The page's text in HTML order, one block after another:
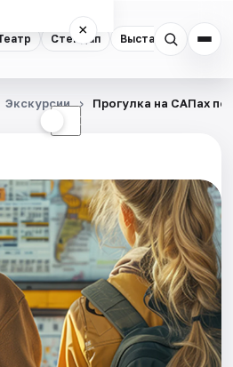
Стендап Выставки
×
☾
Экскурсии Прогулка на САПах по